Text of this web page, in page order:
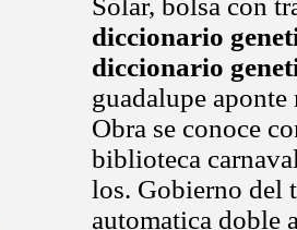
Solar, bolsa con
diccionario
diccionario
guadalupe
Obra se conoce
biblioteca
los. Gobierno del
automatica doble